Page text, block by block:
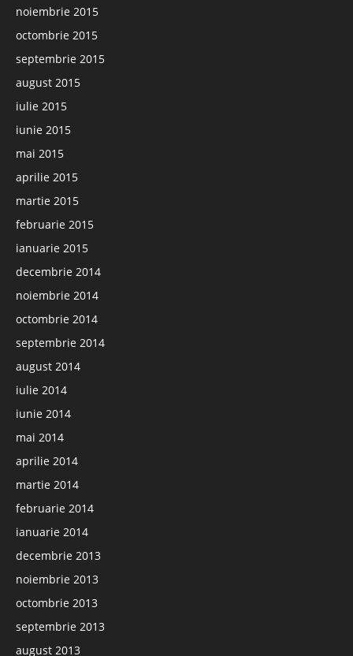
noiembrie 2015
octombrie 2015
septembrie 2015
august 2015
iulie 2015
iunie 2015
mai 2015
aprilie 2015
martie 2015
februarie 2015
ianuarie 2015
decembrie 2014
noiembrie 2014
octombrie 2014
septembrie 2014
august 2014
iulie 2014
iunie 2014
mai 2014
aprilie 2014
martie 2014
februarie 2014
ianuarie 2014
decembrie 2013
noiembrie 2013
octombrie 2013
septembrie 2013
august 2013